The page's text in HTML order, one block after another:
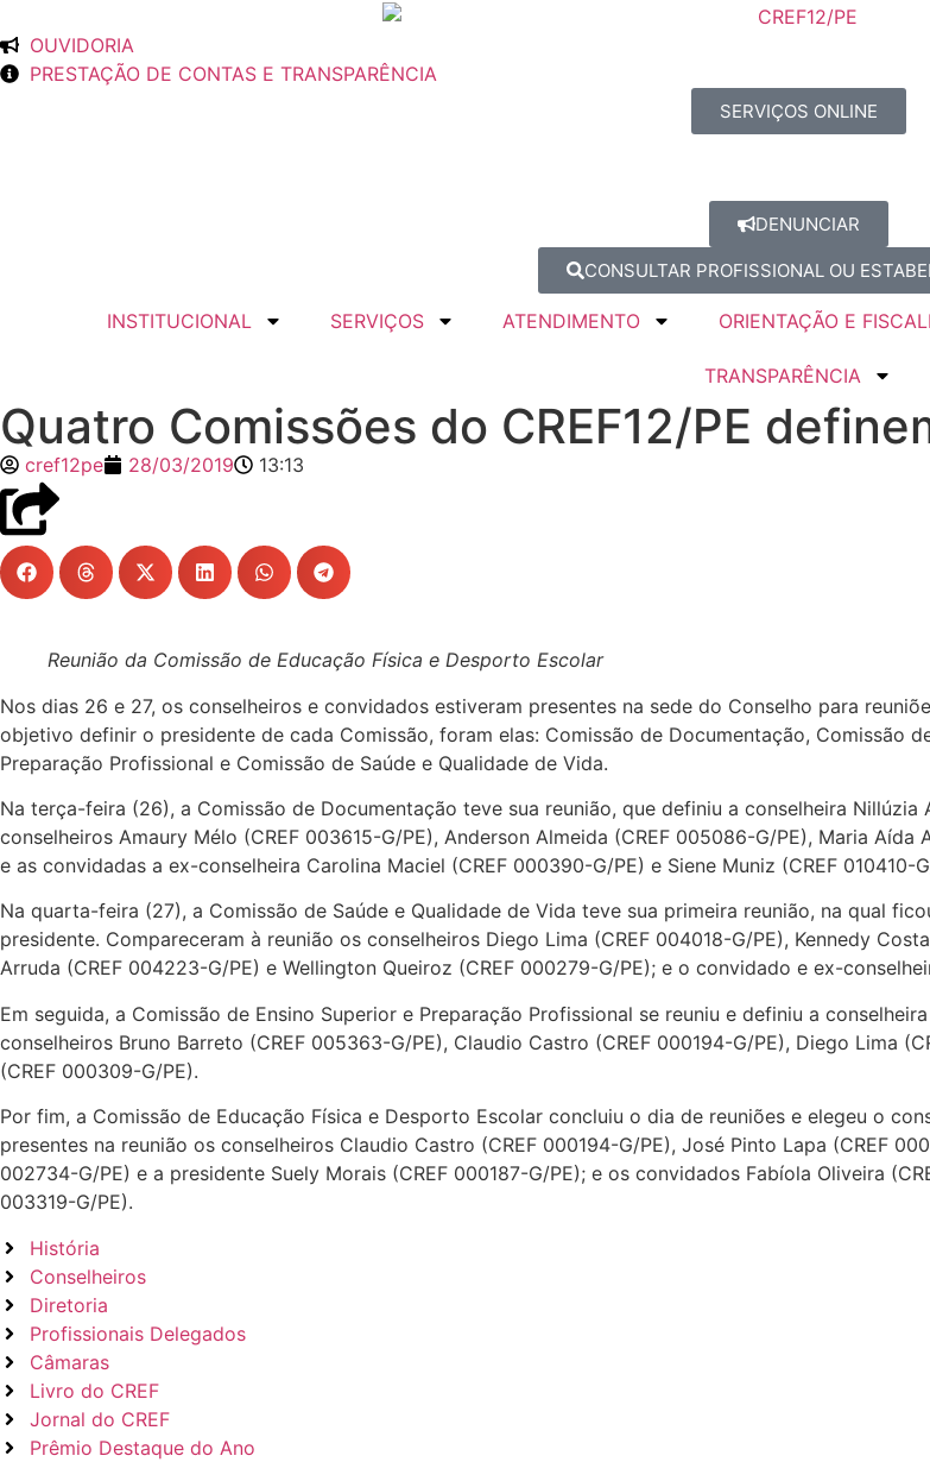
OUVIDORIA
PRESTAÇÃO DE CONTAS E TRANSPARÊNCIA
SERVIÇOS ONLINE
DENUNCIAR
CONSULTAR PROFISSIONAL OU
INSTITUCIONAL SERVIÇOS ATENDIMENTO ORIENTAÇÃO E
TRANSPARÊNCIA
Quatro Comissões do CREF12/PE
cref12pe 28/03/2019 13:13
Reunião da Comissão de Educação Física e Desporto Escolar
Nos dias 26 e 27, os conselheiros e convidados estiveram presentes na sede do Conselho para
objetivo definir o presidente de cada Comissão, foram elas: Comissão de Documentação, Comissão
Preparação Profissional e Comissão de Saúde e Qualidade de Vida.
Na terça-feira (26), a Comissão de Documentação teve sua reunião, que definiu a conselheira
conselheiros Amaury Mélo (CREF 003615-G/PE), Anderson Almeida (CREF 005086-G/PE), Maria
e as convidadas a ex-conselheira Carolina Maciel (CREF 000390-G/PE) e Siene Muniz (CREF 010410-
Na quarta-feira (27), a Comissão de Saúde e Qualidade de Vida teve sua primeira reunião, na qual
presidente. Compareceram à reunião os conselheiros Diego Lima (CREF 004018-G/PE), Kennedy
Arruda (CREF 004223-G/PE) e Wellington Queiroz (CREF 000279-G/PE); e o convidado e ex-
Em seguida, a Comissão de Ensino Superior e Preparação Profissional se reuniu e definiu a
conselheiros Bruno Barreto (CREF 005363-G/PE), Claudio Castro (CREF 000194-G/PE), Diego Lima
(CREF 000309-G/PE).
Por fim, a Comissão de Educação Física e Desporto Escolar concluiu o dia de reuniões e elegeu o
presentes na reunião os conselheiros Claudio Castro (CREF 000194-G/PE), José Pinto Lapa (CREF
002734-G/PE) e a presidente Suely Morais (CREF 000187-G/PE); e os convidados Fabíola Oliveira
003319-G/PE).
História
Conselheiros
Diretoria
Profissionais Delegados
Câmaras
Livro do CREF
Jornal do CREF
Prêmio Destaque do Ano